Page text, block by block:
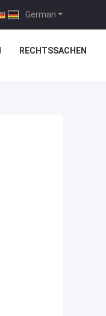
German
RECHTSSACHEN